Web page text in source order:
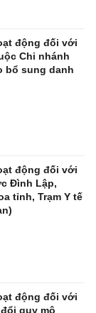
động đối với
Chi nhánh
bổ sung danh
động đối với
Đình Lập,
tỉnh, Trạm Y tế
động đối với
quy mô